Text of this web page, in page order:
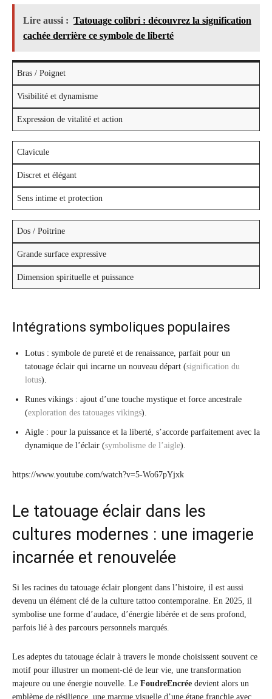
Lire aussi : Tatouage colibri : découvrez la signification
cachée derrière ce symbole de liberté
Bras / Poignet
Visibilité et dynamisme
Expression de vitalité et action
Clavicule
Discret et élégant
Sens intime et protection
Dos / Poitrine
Grande surface expressive
Dimension spirituelle et puissance
Intégrations symboliques populaires
Lotus : symbole de pureté et de renaissance, parfait pour un
tatouage éclair qui incarne un nouveau départ (signification du
lotus).
Runes vikings : ajout d’une touche mystique et force ancestrale
(exploration des tatouages vikings).
Aigle : pour la puissance et la liberté, s’accorde parfaitement avec la
dynamique de l’éclair (symbolisme de l’aigle).
https://www.youtube.com/watch?v=5-Wo67pYjxk
Le tatouage éclair dans les
cultures modernes : une imagerie
incarnée et renouvelée
Si les racines du tatouage éclair plongent dans l’histoire, il est aussi
devenu un élément clé de la culture tattoo contemporaine. En 2025, il
symbolise une forme d’audace, d’énergie libérée et de sens profond,
parfois lié à des parcours personnels marqués.
Les adeptes du tatouage éclair à travers le monde choisissent souvent ce
motif pour illustrer un moment-clé de leur vie, une transformation
majeure ou une énergie nouvelle. Le FoudreEncrée devient alors un
emblème de résilience, une marque visuelle d’une étape franchie avec